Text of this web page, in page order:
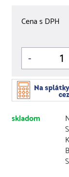
Cena s DPH
-
skladom